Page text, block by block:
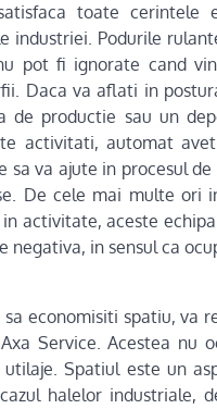
toate cerintele
industriei. Podurile
pot fi ignorate cand
Daca va aflati in
de productie sau un
activitati, automat
sa va ajute in procesul
De cele mai multe ori
activitate, aceste
negativa, in sensul ca
economisiti spatiu, va
Service. Acestea nu
Spatiul este un
halelor industriale,